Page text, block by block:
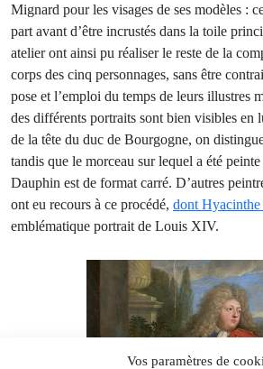
Vos paramètres de
Mignard pour les visages de ses modèles :
part avant d’être incrustés dans la toile
atelier ont ainsi pu réaliser le reste de la
corps des cinq personnages, sans être
pose et l’emploi du temps de leurs illustres
des différents portraits sont bien visibles en
de la tête du duc de Bourgogne, on
tandis que le morceau sur lequel a été
Dauphin est de format carré. D’autres
ont eu recours à ce procédé, dont
emblématique portrait de Louis XIV.